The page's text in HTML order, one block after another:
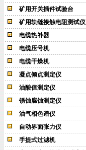
矿用开关插件试验台
矿用轨缝接触电阻测试仪
电缆热补器
电缆压号机
电缆干燥机
凝点倾点测定仪
油酸值测定仪
锈蚀腐蚀测定仪
油气相色谱仪
自动界面张力仪
手提式过滤机